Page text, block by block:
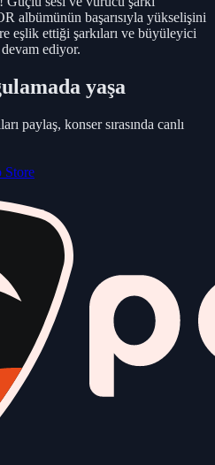
albümünün başarısıyla yükselişini
eşlik ettiği şarkıları ve büyüleyici
ediyor.
yaşa
paylaş, konser sırasında canlı
Store